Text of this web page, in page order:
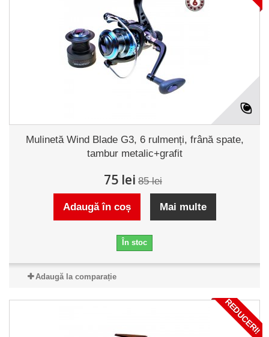
Mulinetă Wind Blade G3, 6 rulmenți, frână spate,
tambur metalic+grafit
75 lei 85 lei
Adaugă în coș Mai multe
În stoc
Adaugă la comparație
REDUCERI!